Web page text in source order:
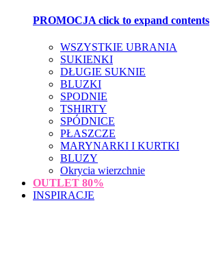
PROMOCJA click to expand contents
WSZYSTKIE UBRANIA
SUKIENKI
DŁUGIE SUKNIE
BLUZKI
SPODNIE
TSHIRTY
SPÓDNICE
PŁASZCZE
MARYNARKI I KURTKI
BLUZY
Okrycia wierzchnie
OUTLET 80%
INSPIRACJE